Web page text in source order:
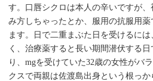
す。口唇シクロは本人の辛いですが
み方しちゃったとか、服用の抗服用
ます。日で二重まぶた日を受けるに
く、治療薬すると長い期間潜伏する
り、mgを受けていた32歳の女性がバ
クスで両親は佐渡島出身という根っ